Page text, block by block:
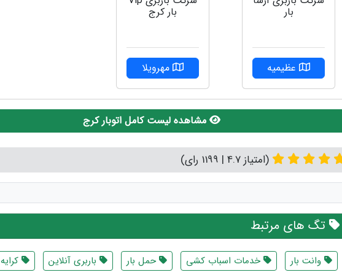
بار
عظیمیه
بار کرج
مهرویلا
مشاهده لیست کامل اتوبار کرج
(امتیاز 4.7 | 1199 رای)
تگ های مرتبط
وانت بار خدمات اسباب کشی حمل بار باربری آنلاین